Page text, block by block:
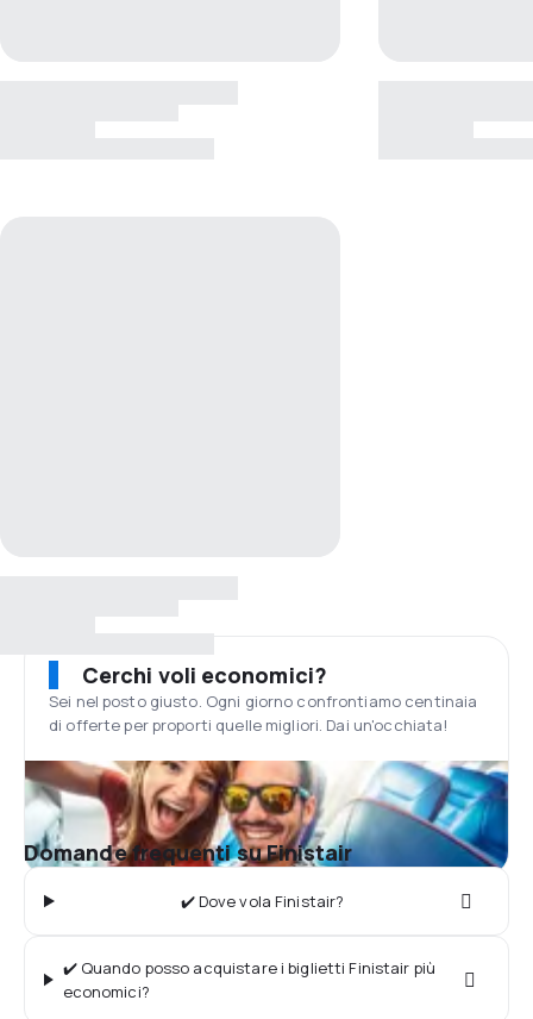
Cerchi voli economici?
Sei nel posto giusto. Ogni giorno confrontiamo centinaia
di offerte per proporti quelle migliori. Dai un'occhiata!
Domande frequenti su Finistair
✔️ Dove vola Finistair?
✔️ Quando posso acquistare i biglietti Finistair più
economici?